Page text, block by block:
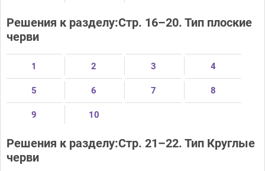
Решения к разделу:Стр. 16–20. Тип плоские
черви
1 2 3 4
5 6 7 8
9 10
Решения к разделу:Стр. 21–22. Тип Круглые
черви